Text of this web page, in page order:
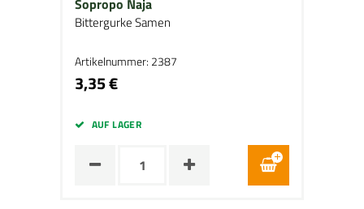
Sopropo Naja
Bittergurke Samen
Artikelnummer: 2387
3,35 €
AUF LAGER